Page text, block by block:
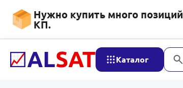
Нужно купить много
КП.
Каталог
IP / TURBO HD / WEB камеры
Маршрутизаторы
Домофоны